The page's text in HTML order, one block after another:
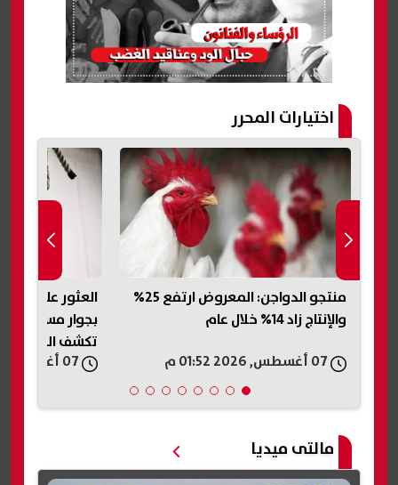
اختيارات المحرر
العثور على جثة شاب مجهول معلقة
بجوار مسجد في الفيوم.. والتحقيقات
نقيب
إلغاء قائمة
إذا جهز الزوج
مالتى ميديا